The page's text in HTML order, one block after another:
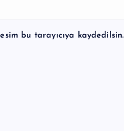
bu tarayıcıya kaydedilsin.